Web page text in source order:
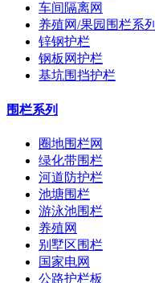
车间隔离网
养殖网/果园围栏系列
锌钢护栏
钢板网护栏
基坑围挡护栏
围栏系列
圈地围栏网
绿化带围栏
河道防护栏
池塘围栏
游泳池围栏
养殖网
别墅区围栏
国家电网
公路护栏板